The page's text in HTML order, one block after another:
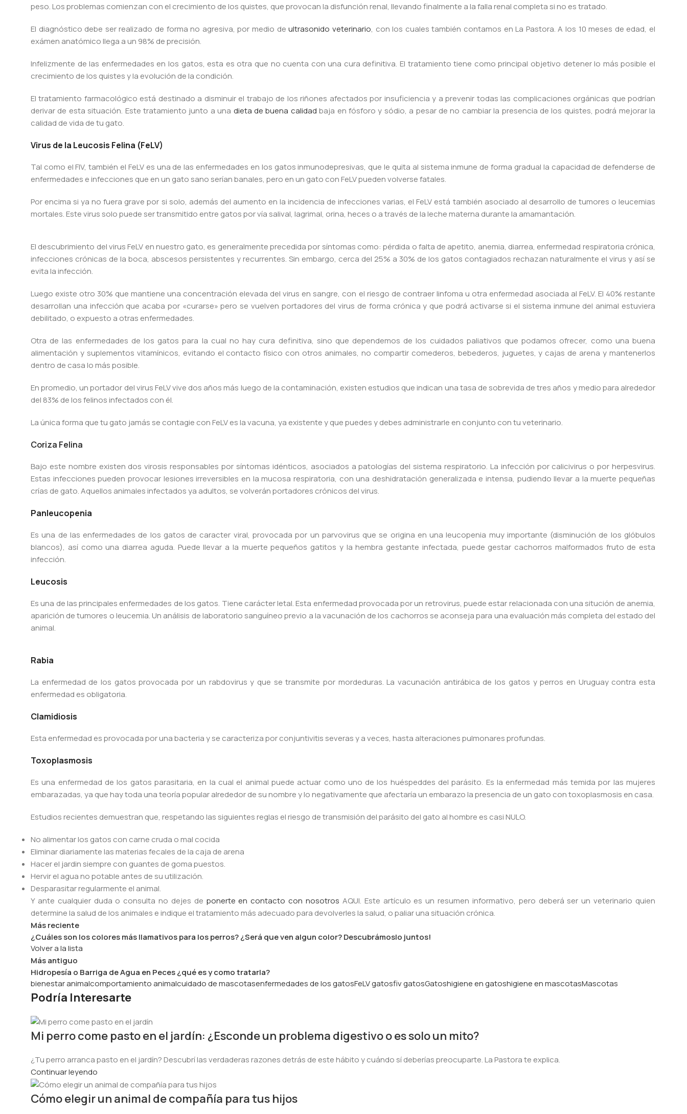
peso. Los problemas comienzan con el crecimiento de los quistes, que provocan la disfunción renal, llevando finalmente a la falla renal completa si no es tratado.
El diagnóstico debe ser realizado de forma no agresiva, por medio deultrasonido veterinario, con los cuales también contamos en La Pastora. A los 10 meses de edad, el
exámen anatómico llega a un 98% de precisión.
Infelizmente de las enfermedades en los gatos, esta es otra que no cuenta con una cura definitiva. El tratamiento tiene como principal objetivo detener lo más posible el
crecimiento de los quistes y la evolución de la condición.
El tratamiento farmacológico está destinado a disminuir el trabajo de los riñones afectados por insuficiencia y a prevenir todas las complicaciones orgánicas que podrían
derivar de esta situación. Este tratamiento junto a una dieta de buena calidad baja en fósforo y sódio, a pesar de no cambiar la presencia de los quistes, podrá mejorar la
calidad de vida de tu gato.
Virus de la Leucosis Felina (FeLV)
Tal como el FIV, también el FeLV es una de las enfermedades en los gatos inmunodepresivas, que le quita al sistema inmune de forma gradual la capacidad de defenderse de
enfermedades e infecciones que en un gato sano serían banales, pero en un gato con FeLV pueden volverse fatales.
Por encima si ya no fuera grave por si solo, además del aumento en la incidencia de infecciones varias, el FeLV está también asociado al desarrollo de tumores o leucemias
mortales. Este virus solo puede ser transmitido entre gatos por vía salival, lagrimal, orina, heces o a través de la leche materna durante la amamantación.
El descubrimiento del virus FeLV en nuestro gato, es generalmente precedida por síntomas como: pérdida o falta de apetito, anemia, diarrea, enfermedad respiratoria crónica,
infecciones crónicas de la boca, abscesos persistentes y recurrentes. Sin embargo, cerca del 25% a 30% de los gatos contagiados rechazan naturalmente el virus y así se
evita la infección.
Luego existe otro 30% que mantiene una concentración elevada del virus en sangre, con el riesgo de contraer linfoma u otra enfermedad asociada al FeLV. El 40% restante
desarrollan una infección que acaba por «curarse» pero se vuelven portadores del virus de forma crónica y que podrá activarse si el sistema inmune del animal estuviera
debilitado, o expuesto a otras enfermedades.
Otra de las enfermedades de los gatos para la cual no hay cura definitiva, sino que dependemos de los cuidados paliativos que podamos ofrecer, como una buena
alimentación y suplementos vitamínicos, evitando el contacto físico con otros animales, no compartir comederos, bebederos, juguetes, y cajas de arena y mantenerlos
dentro de casa lo más posible.
En promedio, un portador del virus FeLV vive dos años más luego de la contaminación, existen estudios que indican una tasa de sobrevida de tres años y medio para alrededor
del 83% de los felinos infectados con él.
La única forma que tu gato jamás se contagie con FeLV es la vacuna, ya existente y que puedes y debes administrarle en conjunto con tu veterinario.
Coriza Felina
Bajo este nombre existen dos virosis responsables por síntomas idénticos, asociados a patologías del sistema respiratorio. La infección por calicivirus o por herpesvirus.
Estas infecciones pueden provocar lesiones irreversibles en la mucosa respiratoria, con una deshidratación generalizada e intensa, pudiendo llevar a la muerte pequeñas
crías de gato. Aquellos animales infectados ya adultos, se volverán portadores crónicos del virus.
Panleucopenia
Es una de las enfermedades de los gatos de caracter viral, provocada por un parvovirus que se origina en una leucopenia muy importante (disminución de los glóbulos
blancos), así como una diarrea aguda. Puede llevar a la muerte pequeños gatitos y la hembra gestante infectada, puede gestar cachorros malformados fruto de esta
infección.
Leucosis
Es una de las principales enfermedades de los gatos. Tiene carácter letal. Esta enfermedad provocada por un retrovirus, puede estar relacionada con una situción de anemia,
aparición de tumores o leucemia. Un análisis de laboratorio sanguíneo previo a la vacunación de los cachorros se aconseja para una evaluación más completa del estado del
animal.
Rabia
La enfermedad de los gatos provocada por un rabdovirus y que se transmite por mordeduras. La vacunación antirábica de los gatos y perros en Uruguay contra esta
enfermedad es obligatoria.
Clamidiosis
Esta enfermedad es provocada por una bacteria y se caracteriza por conjuntivitis severas y a veces, hasta alteraciones pulmonares profundas.
Toxoplasmosis
Es una enfermedad de los gatos parasitaria, en la cual el animal puede actuar como uno de los huéspeddes del parásito. Es la enfermedad más temida por las mujeres
embarazadas, ya que hay toda una teoría popular alrededor de su nombre y lo negativamente que afectaría un embarazo la presencia de un gato con toxoplasmosis en casa.
Estudios recientes demuestran que, respetando las siguientes reglas el riesgo de transmisión del parásito del gato al hombre es casi NULO.
No alimentar los gatos con carne cruda o mal cocida
Eliminar diariamente las materias fecales de la caja de arena
Hacer el jardin siempre con guantes de goma puestos.
Hervir el agua no potable antes de su utilización.
Desparasitar regularmente el animal.
Y ante cualquier duda o consulta no dejes de ponerte en contacto con nosotros AQUI. Este artículo es un resumen informativo, pero deberá ser un veterinario quien
determine la salud de los animales e indique el tratamiento más adecuado para devolverles la salud, o paliar una situación crónica.
Más reciente
¿Cuáles son los colores más llamativos para los perros? ¿Será que ven algun color? Descubrámoslo juntos!
Volver a la lista
Más antiguo
Hidropesía o Barriga de Agua en Peces ¿qué es y como tratarla?
bienestar animalcomportamiento animalcuidado de mascotasenfermedades de los gatosFeLV gatosfiv gatosGatoshigiene en gatoshigiene en mascotasMascotas
Podría Interesarte
Mi perro come pasto en el jardín: ¿Esconde un problema digestivo o es solo un mito?
¿Tu perro arranca pasto en el jardín? Descubrí las verdaderas razones detrás de este hábito y cuándo sí deberías preocuparte. La Pastora te explica.
Continuar leyendo
Cómo elegir un animal de compañía para tus hijos